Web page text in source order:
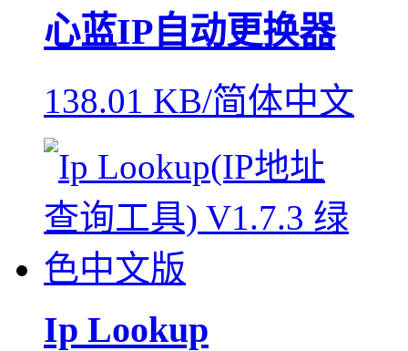
心蓝IP自动更换器
138.01 KB/简体中文
Ip Lookup